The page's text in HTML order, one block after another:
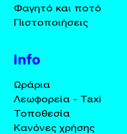
Φαγητό και ποτό
Πιστοποιήσεις
Info
Ωράρια
Λεωφορεία - Taxi
Τοποθεσία
Κανόνες χρήσης